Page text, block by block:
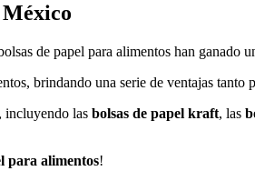
de papel para alimentos han ganado
brindando una serie de ventajas
, incluyendo las bolsas de papel kraft, las
para alimentos!